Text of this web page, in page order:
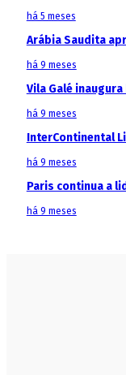
há 5 meses
Arábia Saudita
há 9 meses
Vila Galé
há 9 meses
InterContinental
há 9 meses
Paris continua a
há 9 meses